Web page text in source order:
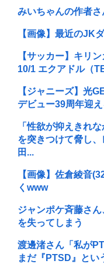
みいちゃんの作者さ
【画像】最近のJK
【サッカー】キリ
10/1 エクアドル（
【ジャニーズ】光
デビュー39周年迎
「性欲が抑えきれ
を突きつけて脅し
田...
【画像】佐倉綾音
くwww
ジャンポケ斉藤さ
を失ってしまう
渡邊渚さん「私が
まだ『PTSD』とい